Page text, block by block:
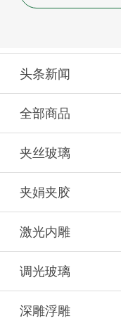
头条新闻
全部商品
夹丝玻璃
夹娟夹胶
激光内雕
调光玻璃
深雕浮雕